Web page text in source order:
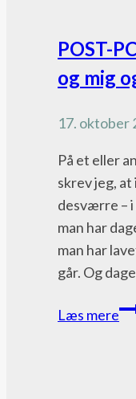
Pacific
Trail
POST-
og mig
17. oktober
På et eller
skrev jeg, at
desværre –
man har
man har
går. Og
Læs mere